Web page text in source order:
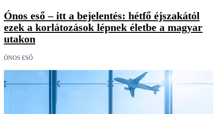
Ónos eső – itt a bejelentés: hétfő éjszakától
ezek a korlátozások lépnek életbe a magyar
utakon
ÓNOS ESŐ